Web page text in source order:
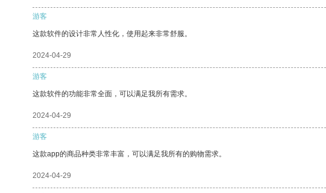
游客
这款软件的设计非常人性化，使用起来非常舒服。
2024-04-29
游客
这款软件的功能非常全面，可以满足我所有需求。
2024-04-29
游客
这款app的商品种类非常丰富，可以满足我所有的购物需求。
2024-04-29